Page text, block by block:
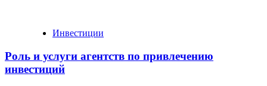
Инвестиции
Роль и услуги агентств по привлечению
инвестиций